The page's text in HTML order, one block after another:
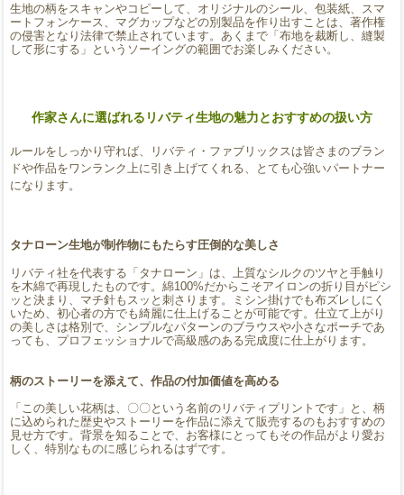
生地の柄をスキャンやコピーして、オリジナルのシール、包装紙、スマ
ートフォンケース、マグカップなどの別製品を作り出すことは、著作権
の侵害となり法律で禁止されています。あくまで「布地を裁断し、縫製
して形にする」というソーイングの範囲でお楽しみください。
作家さんに選ばれるリバティ生地の魅力とおすすめの扱い方
ルールをしっかり守れば、リバティ・ファブリックスは皆さまのブラン
ドや作品をワンランク上に引き上げてくれる、とても心強いパートナー
になります。
タナローン生地が制作物にもたらす圧倒的な美しさ
リバティ社を代表する「タナローン」は、上質なシルクのツヤと手触り
を木綿で再現したものです。綿100%だからこそアイロンの折り目がピシ
ッと決まり、マチ針もスッと刺さります。ミシン掛けでも布ズレしにく
いため、初心者の方でも綺麗に仕上げることが可能です。仕立て上がり
の美しさは格別で、シンプルなパターンのブラウスや小さなポーチであ
っても、プロフェッショナルで高級感のある完成度に仕上がります。
柄のストーリーを添えて、作品の付加価値を高める
「この美しい花柄は、〇〇という名前のリバティプリントです」と、柄
に込められた歴史やストーリーを作品に添えて販売するのもおすすめの
見せ方です。背景を知ることで、お客様にとってもその作品がより愛お
しく、特別なものに感じられるはずです。